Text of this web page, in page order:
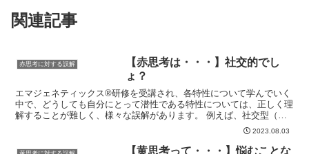
関連記事
赤思考に対する誤解
【赤思考は・・・】社交的でし
ょ？
エマジェネティックス®研修を受講され、各特性について学んでいく
中で、どうしても自分にとって潜性である特性については、正しく理
解することが難しく、様々な誤解があります。 例えば、社交型（赤
思考）潜性の人が赤思考の説明に記載されている「親しみや...2023.08.03
【黄思考って・・・】悩むことな